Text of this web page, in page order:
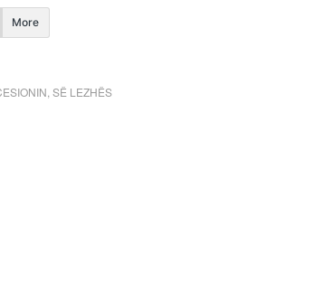
More
SË LEZHËS